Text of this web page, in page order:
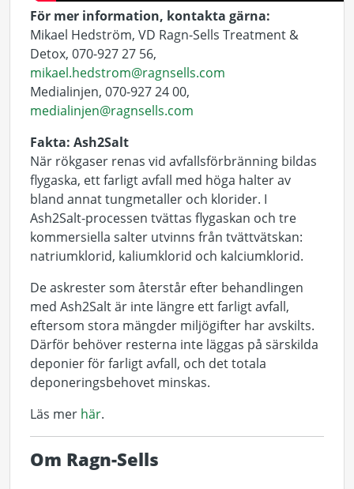
För mer information, kontakta gärna:
Mikael Hedström, VD Ragn-Sells Treatment &
Detox, 070-927 27 56,
mikael.hedstrom@ragnsells.com
Medialinjen, 070-927 24 00,
medialinjen@ragnsells.com
Fakta: Ash2Salt
När rökgaser renas vid avfallsförbränning bildas
flygaska, ett farligt avfall med höga halter av
bland annat tungmetaller och klorider. I
Ash2Salt-processen tvättas flygaskan och tre
kommersiella salter utvinns från tvättvätskan:
natriumklorid, kaliumklorid och kalciumklorid.
De askrester som återstår efter behandlingen
med Ash2Salt är inte längre ett farligt avfall,
eftersom stora mängder miljögifter har avskilts.
Därför behöver resterna inte läggas på särskilda
deponier för farligt avfall, och det totala
deponeringsbehovet minskas.
Läs mer här.
Om Ragn-Sells